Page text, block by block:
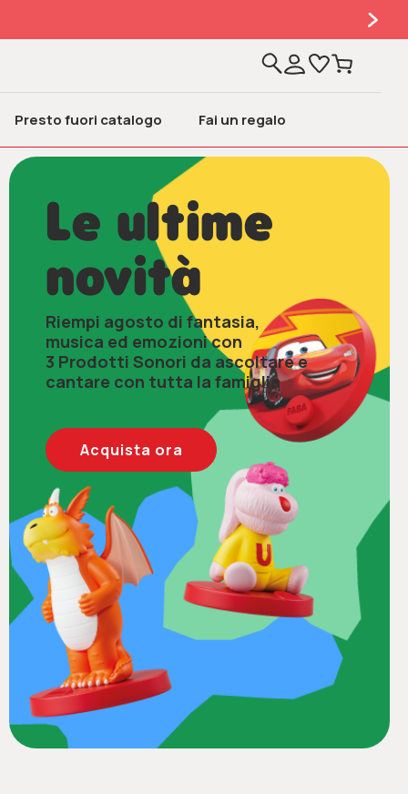
Presto fuori catalogo Fai un regalo
Le ultime
novità
Riempi agosto di fantasia,
musica ed emozioni con
3 Prodotti Sonori da ascoltare e
cantare con tutta la famiglia
Acquista ora